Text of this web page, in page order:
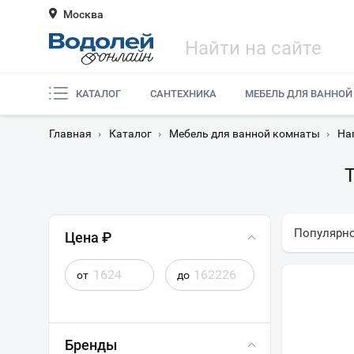
Москва
КАТАЛОГ САНТЕХНИКА МЕБЕЛЬ ДЛЯ ВАННОЙ
Главная › Каталог › Мебель для ванной комнаты ›
Цена ₽
от до
Бренды